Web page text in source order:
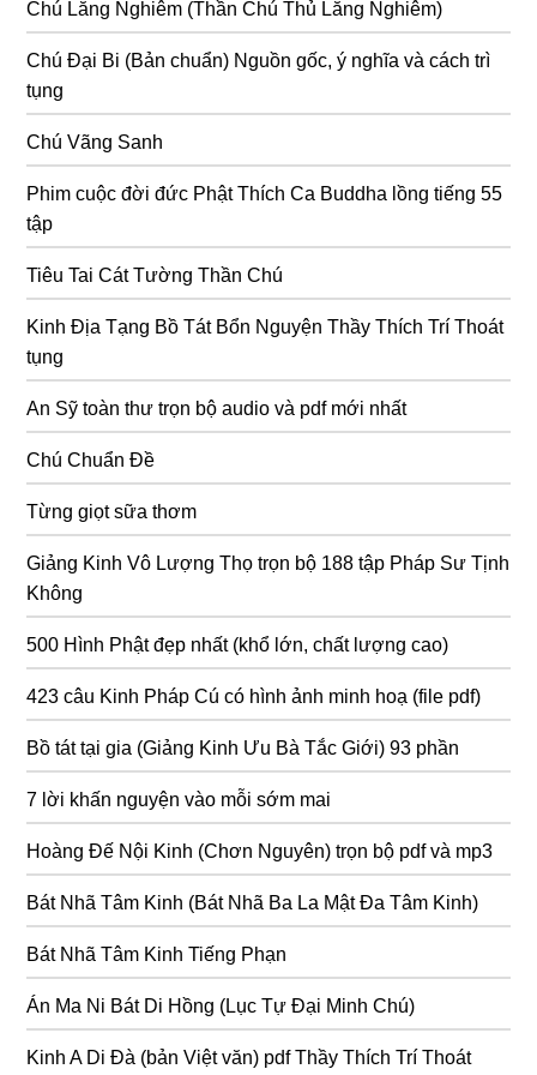
Chú Lăng Nghiêm (Thần Chú Thủ Lăng Nghiêm)
Chú Đại Bi (Bản chuẩn) Nguồn gốc, ý nghĩa và cách trì
tụng
Chú Vãng Sanh
Phim cuộc đời đức Phật Thích Ca Buddha lồng tiếng 55
tập
Tiêu Tai Cát Tường Thần Chú
Kinh Địa Tạng Bồ Tát Bổn Nguyện Thầy Thích Trí Thoát
tụng
An Sỹ toàn thư trọn bộ audio và pdf mới nhất
Chú Chuẩn Đề
Từng giọt sữa thơm
Giảng Kinh Vô Lượng Thọ trọn bộ 188 tập Pháp Sư Tịnh
Không
500 Hình Phật đẹp nhất (khổ lớn, chất lượng cao)
423 câu Kinh Pháp Cú có hình ảnh minh hoạ (file pdf)
Bồ tát tại gia (Giảng Kinh Ưu Bà Tắc Giới) 93 phần
7 lời khấn nguyện vào mỗi sớm mai
Hoàng Đế Nội Kinh (Chơn Nguyên) trọn bộ pdf và mp3
Bát Nhã Tâm Kinh (Bát Nhã Ba La Mật Đa Tâm Kinh)
Bát Nhã Tâm Kinh Tiếng Phạn
Án Ma Ni Bát Di Hồng (Lục Tự Đại Minh Chú)
Kinh A Di Đà (bản Việt văn) pdf Thầy Thích Trí Thoát